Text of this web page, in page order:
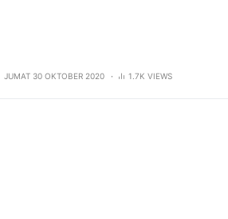
JUMAT 30 OKTOBER 2020 1.7K VIEWS